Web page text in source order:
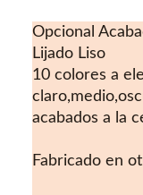
Opcional
Lijado Liso
10 colores a
acabados a la
Fabricado en